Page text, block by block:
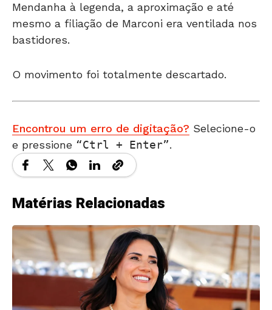
Mendanha à legenda, a aproximação e até
mesmo a filiação de Marconi era ventilada nos
bastidores.
O movimento foi totalmente descartado.
Encontrou um erro de digitação? Selecione-o
e pressione
Ctrl + Enter .
Matérias Relacionadas